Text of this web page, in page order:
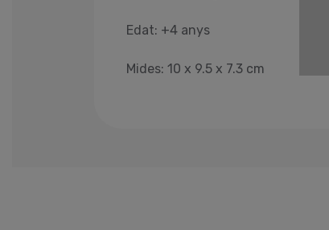
Edat: +4 anys
Mides: 10 x 9.5 x 7.3 cm